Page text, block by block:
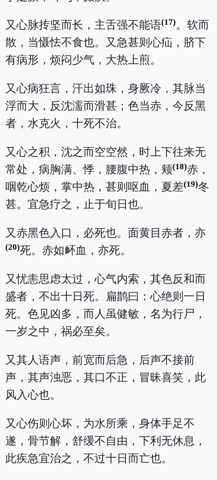
又心脉抟坚而长，主舌强不能语(17)。软而
散，当慑怯不食也。又急甚则心疝，脐下
有病形，烦闷少气，大热上煎。
又心病狂言，汗出如珠，身厥冷，其脉当
浮而大，反沈濡而滑甚；色当赤，今反黑
者，水克火，十死不治。
又心之积，沈之而空空然，时上下往来无
常处，病胸满、悸，腰腹中热，颊(18)赤，
咽乾心烦，掌中热，甚则呕血，夏差(19)冬
甚。宜急疗之，止于旬日也。
又赤黑色入口，必死也。面黄目赤者，亦
(20)死。赤如衃血，亦死。
又忧恚思虑太过，心气内索，其色反和而
盛者，不出十日死。扁鹊曰：心绝则一日
死。色见凶多，而人虽健敏，名为行尸，
一岁之中，祸必至矣。
又其人语声，前宽而后急，后声不接前
声，其声浊恶，其口不正，冒昧喜笑，此
风入心也。
又心伤则心坏，为水所乘，身体手足不
遂，骨节解，舒缓不自由，下利无休息，
此疾急宜治之，不过十日而亡也。